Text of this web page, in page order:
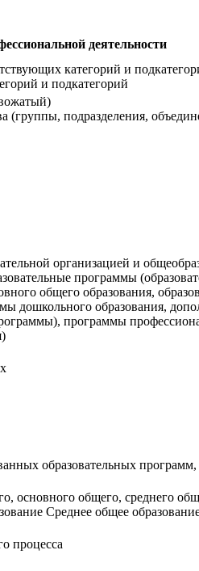
деятельности
категорий и
и подкатегорий
(группы, подразделения,
организацией и
программы
общего образования,
дошкольного образования,
программы
образовательных
основного общего, среднего
Среднее общее
процесса